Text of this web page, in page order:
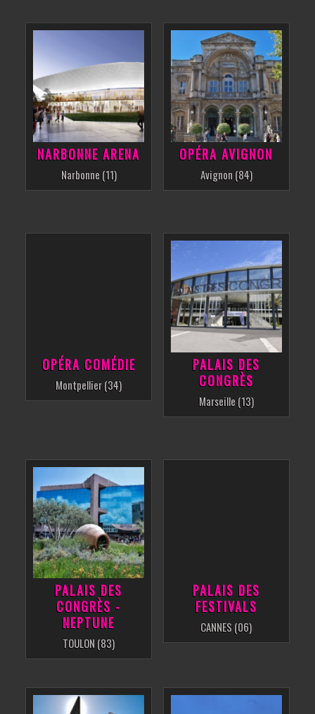
NARBONNE ARENA
Narbonne (11)
OPÉRA AVIGNON
Avignon (84)
OPÉRA COMÉDIE
Montpellier (34)
PALAIS DES
CONGRÈS
Marseille (13)
PALAIS DES
CONGRÈS -
NEPTUNE
TOULON (83)
PALAIS DES
FESTIVALS
CANNES (06)